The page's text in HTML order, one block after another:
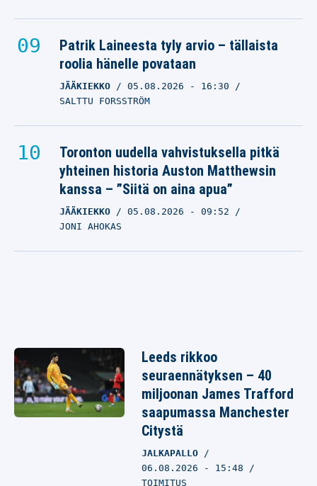
Patrik Laineesta tyly arvio – tällaista
roolia hänelle povataan
JÄÄKIEKKO 05.08.2026 - 16:30
SALTTU FORSSTRÖM
Toronton uudella vahvistuksella pitkä
yhteinen historia Auston Matthewsin
kanssa – ”Siitä on aina apua”
JÄÄKIEKKO 05.08.2026 - 09:52
JONI AHOKAS
Leeds rikkoo
seuraennätyksen – 40
miljoonan James Trafford
saapumassa Manchester
Citystä
JALKAPALLO
06.08.2026 - 15:48
TOIMITUS